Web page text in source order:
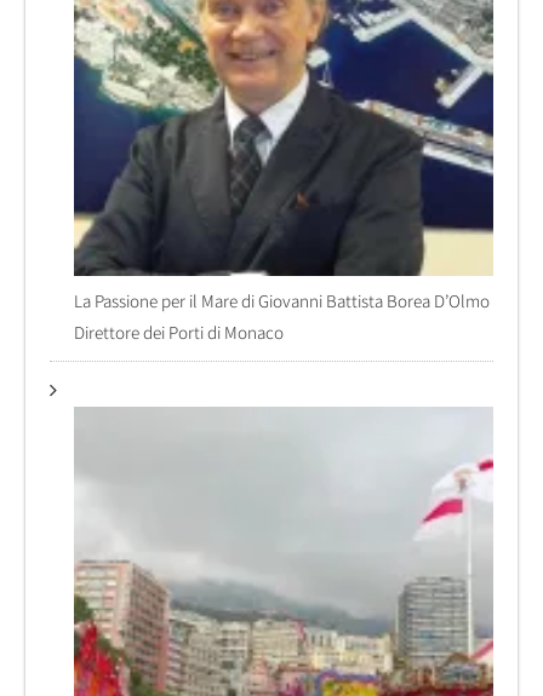
La Passione per il Mare di Giovanni Battista Borea D’Olmo
Direttore dei Porti di Monaco